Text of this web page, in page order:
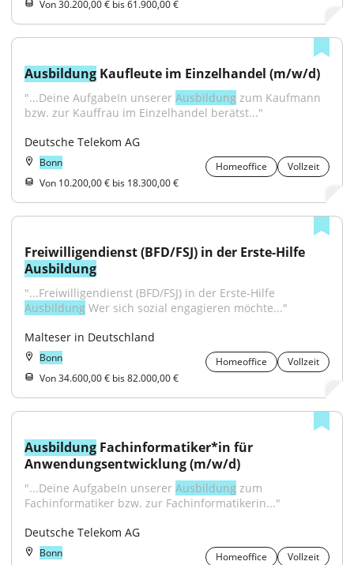
Von 30.200,00 € bis 61.900,00 €
Ausbildung Kaufleute im Einzelhandel (m/w/d)
"...Deine AufgabeIn unserer Ausbildung zum Kaufmann
bzw. zur Kauffrau im Einzelhandel berätst..."
Deutsche Telekom AG
Bonn Homeoffice
Vollzeit
Von 10.200,00 € bis 18.300,00 €
Ausbildung
Ausbildung Wer sich sozial engagieren möchte..."
Malteser in Deutschland
Bonn Homeoffice
Vollzeit
Von 34.600,00 € bis 82.000,00 €
Ausbildung Fachinformatiker*in für
Anwendungsentwicklung (m/w/d)
"...Deine AufgabeIn unserer Ausbildung zum
Fachinformatiker bzw. zur Fachinformatikerin..."
Deutsche Telekom AG
Bonn Homeoffice
Vollzeit